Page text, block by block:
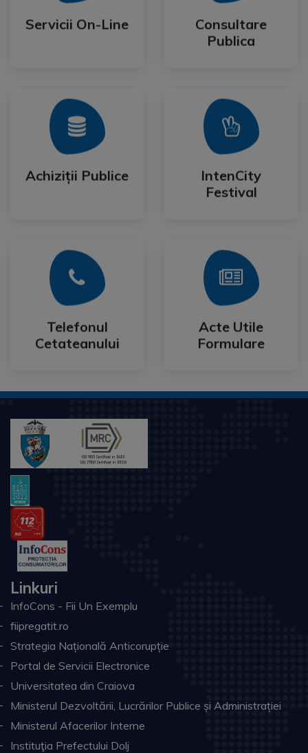
Servicii On-Line
Servicii On-Line
Consultare
Publica
Consultare
Publica
Achiziții Publice
Achiziții Publice
Mai Mult
IntenCity
Festival
IntenCity
Festival
Mai Mult
Telefonul
Cetateanului
Telefonul
Cetateanului
Mai Mult
Acte Utile
Formulare
Acte Utile
Formulare
Mai Mult
Linkuri
InfoCons - Fii Un Exemplu
fiipregatit.ro
Strategia Națională Anticorupție
Portal de Servicii Electronice
Universitatea din Craiova
Ministerul Dezvoltării, Lucrărilor Publice și Administrației
Ministerul Afacerilor Interne
Instituţia Prefectului Dolj